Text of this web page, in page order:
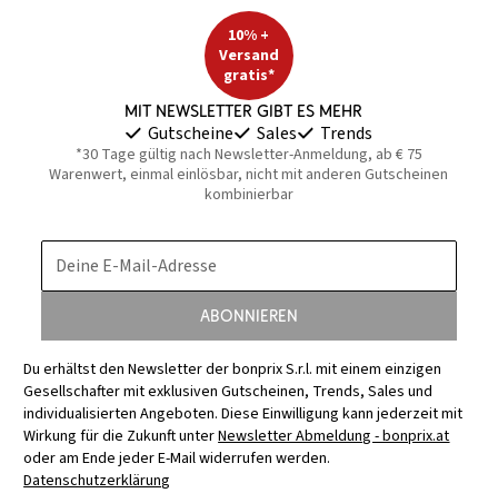
10% +
Versand
gratis*
Mit Newsletter gibt es mehr
Gutscheine Sales Trends
*30 Tage gültig nach Newsletter-Anmeldung, ab € 75
Warenwert, einmal einlösbar, nicht mit anderen Gutscheinen
kombinierbar
Deine E-Mail-Adresse
Abonnieren
Du erhältst den Newsletter der bonprix S.r.l. mit einem einzigen
Gesellschafter mit exklusiven Gutscheinen, Trends, Sales und
individualisierten Angeboten. Diese Einwilligung kann jederzeit mit
Wirkung für die Zukunft unterNewsletter Abmeldung - bonprix.at
oder am Ende jeder E-Mail widerrufen werden.
Datenschutzerklärung